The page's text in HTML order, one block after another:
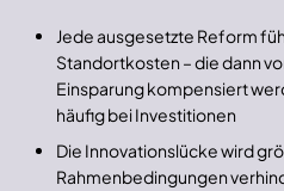
Jede ausgesetzte Reform
Standortkosten – die dann
Einsparung kompensiert
häufig bei Investitionen
Die Innovationslücke wird
Rahmenbedingungen